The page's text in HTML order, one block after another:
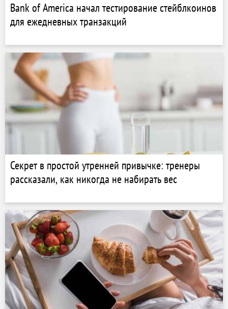
Bank of America начал тестирование стейблкоинов
для ежедневных транзакций
Секрет в простой утренней привычке: тренеры
рассказали, как никогда не набирать вес